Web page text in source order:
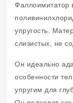
Фаллоимитатор
упругость.
слизистых, не
Он идеально
особенности
упругим для